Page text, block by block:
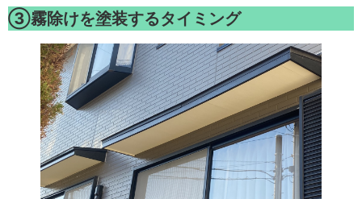
③霧除けを塗装するタイミング